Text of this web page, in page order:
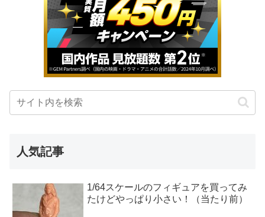
人気記事
1/64スケールのフィギュアを買ってみ
たけどやっぱり小さい！（当たり前）